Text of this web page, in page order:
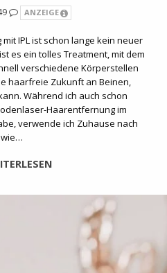
ANZEIGE
IPL ist schon lange kein neuer
es ein tolles Treatment, mit dem
verschiedene Körperstellen
haarfreie Zukunft an Beinen,
Während ich auch schon
Haarentfernung im
verwende ich Zuhause nach
wie…